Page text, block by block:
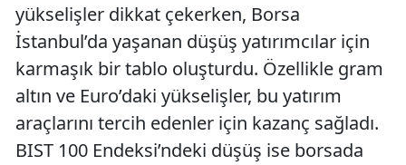
yükselişler dikkat çekerken, Borsa
İstanbul’da yaşanan düşüş yatırımcılar için
karmaşık bir tablo oluşturdu. Özellikle gram
altın ve Euro’daki yükselişler, bu yatırım
araçlarını tercih edenler için kazanç sağladı.
BIST 100 Endeksi’ndeki düşüş ise borsada